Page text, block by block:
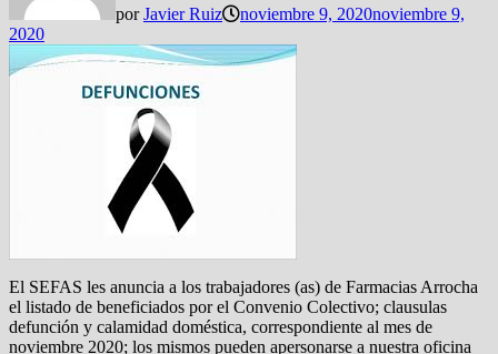
porJavier Ruiz noviembre 9, 2020noviembre 9,
2020
El SEFAS les anuncia a los trabajadores (as) de Farmacias Arrocha
el listado de beneficiados por el Convenio Colectivo; clausulas
defunción y calamidad doméstica, correspondiente al mes de
noviembre 2020; los mismos pueden apersonarse a nuestra oficina